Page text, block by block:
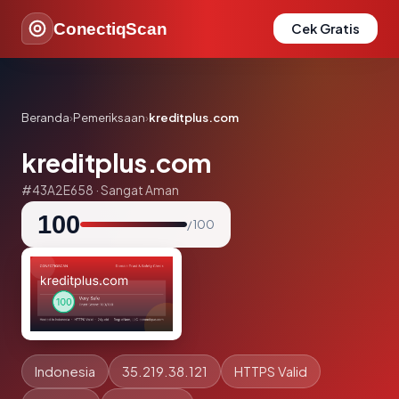
ConectiqScan Cek Gratis
Beranda›Pemeriksaan›kreditplus.com
kreditplus.com
#43A2E658 · Sangat Aman
100 / 100
Indonesia 35.219.38.121 HTTPS Valid